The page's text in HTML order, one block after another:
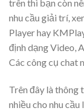
trên thì bạn còn
nhu cầu giải trí,
Player hay
định dạng Video,
Các công cụ chat
Trên đây là thông
nhiều cho nhu